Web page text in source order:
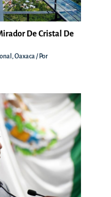
De Cristal De
,Oaxaca / Por